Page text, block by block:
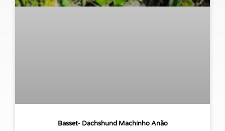
Basset- Dachshund Machinho Anão